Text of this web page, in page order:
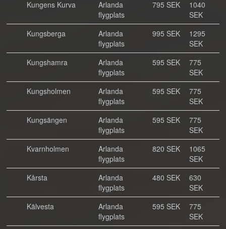
Kungens Kurva
Arlanda
flygplats
795 SEK
1040
SEK
Kungsberga
Arlanda
flygplats
995 SEK
1295
SEK
Kungshamra
Arlanda
flygplats
595 SEK
775
SEK
Kungsholmen
Arlanda
flygplats
595 SEK
775
SEK
Kungsängen
Arlanda
flygplats
595 SEK
775
SEK
Kvarnholmen
Arlanda
flygplats
820 SEK
1065
SEK
Kårsta
Arlanda
flygplats
480 SEK
630
SEK
Kälvesta
Arlanda
flygplats
595 SEK
775
SEK